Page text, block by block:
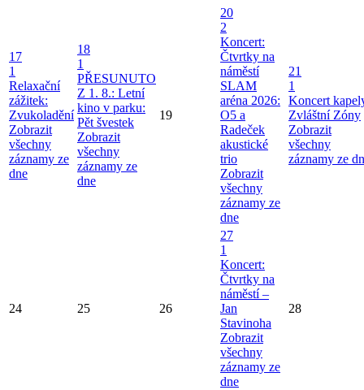
17
1
Relaxační
zážitek:
Zvukoladění
Zobrazit
všechny
záznamy ze
dne
18
1
PŘESUNUTO
Z 1. 8.: Letní
kino v parku:
Pět švestek
Zobrazit
všechny
záznamy ze
dne
19
20
2
Koncert:
Čtvrtky na
náměstí
SLAM
aréna 2026:
O5 a
Radeček
akustické
trio
Zobrazit
všechny
záznamy ze
dne
21
1
Koncert
Zvláštní Zóny
Zobrazit
všechny
záznamy ze
24 25 26
27
1
Koncert:
Čtvrtky na
náměstí –
Jan
Stavinoha
Zobrazit
všechny
záznamy ze
dne
28